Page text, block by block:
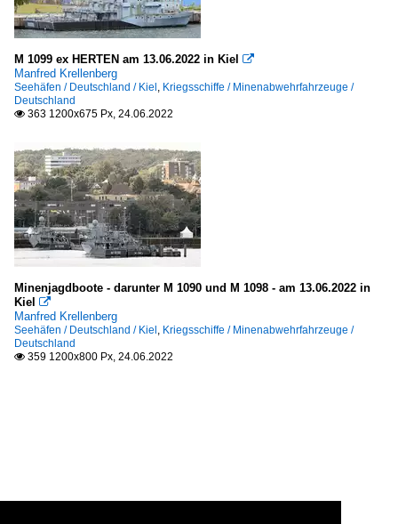
M 1099 ex HERTEN am 13.06.2022 in Kiel 
Manfred Krellenberg
Seehäfen / Deutschland / Kiel, Kriegsschiffe / Minenabwehrfahrzeuge /
Deutschland
 363 1200x675 Px, 24.06.2022
Minenjagdboote - darunter M 1090 und M 1098 - am 13.06.2022 in
Kiel

Manfred Krellenberg
Seehäfen / Deutschland / Kiel, Kriegsschiffe / Minenabwehrfahrzeuge /
Deutschland
 359 1200x800 Px, 24.06.2022